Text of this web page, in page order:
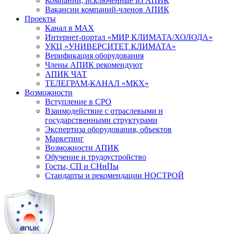
Вакансии компаний-членов АПИК
Проекты
Канал в MAX
Интернет-портал «МИР КЛИМАТА/ХОЛОДА»
УКЦ «УНИВЕРСИТЕТ КЛИМАТА»
Верификация оборудования
Члены АПИК рекомендуют
АПИК ЧАТ
ТЕЛЕГРАМ-КАНАЛ «МКХ»
Возможности
Вступление в СРО
Взаимодействие с отраслевыми и
государственными структурами
Экспертиза оборудования, объектов
Маркетинг
Возможности АПИК
Обучение и трудоустройство
Госты, СП и СНиПы
Стандарты и рекомендации НОСТРОЙ